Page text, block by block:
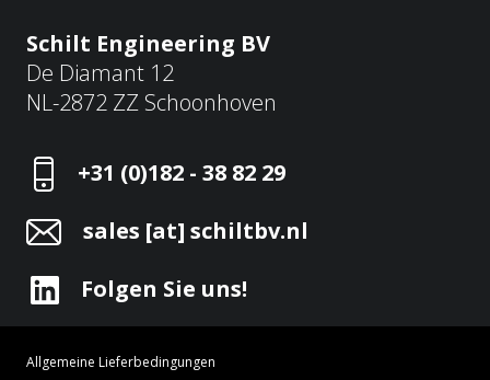
Schilt Engineering BV
De Diamant 12
NL-2872 ZZ Schoonhoven
+31 (0)182 - 38 82 29
sales [at] schiltbv.nl
Folgen Sie uns!
Allgemeine Lieferbedingungen